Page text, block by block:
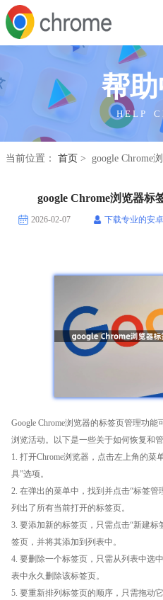
帮
H E L P C
当前位置： 首页 > google Chrome
google Chrome浏览器标
2026-02-07 下载专业的安
Google Chrome浏览器的标签页管理功
浏览活动。以下是一些关于如何恢复和
1. 打开Chrome浏览器，点击左上角的
具”选项。
2. 在弹出的菜单中，找到并点击“标签
列出了所有当前打开的标签页。
3. 要添加新的标签页，只需点击“新建
签页，并将其添加到列表中。
4. 要删除一个标签页，只需从列表中选
表中永久删除该标签页。
5. 要重新排列标签页的顺序，只需拖动